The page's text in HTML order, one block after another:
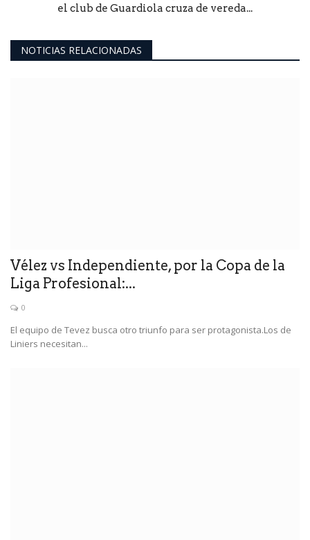
el club de Guardiola cruza de vereda...
NOTICIAS RELACIONADAS
Vélez vs Independiente, por la Copa de la
Liga Profesional:...
0
El equipo de Tevez busca otro triunfo para ser protagonista.Los de
Liniers necesitan...